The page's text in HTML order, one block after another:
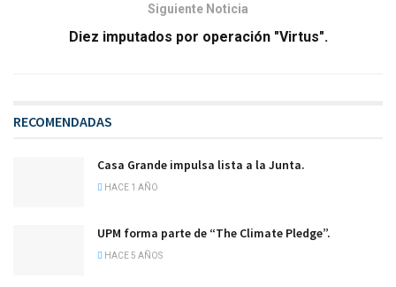
Siguiente Noticia
Diez imputados por operación "Virtus".
RECOMENDADAS
Casa Grande impulsa lista a la Junta.
HACE 1 AÑO
UPM forma parte de “The Climate Pledge”.
HACE 5 AÑOS